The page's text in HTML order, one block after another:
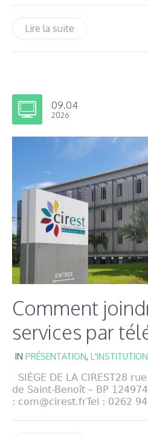
Lire la suite
09.04
2026
Comment
services par
IN PRÉSENTATION, L'INSTITUTION
SIÈGE DE LA CIREST28
de Saint-Benoît – BP
: com@cirest.frTel : 0262